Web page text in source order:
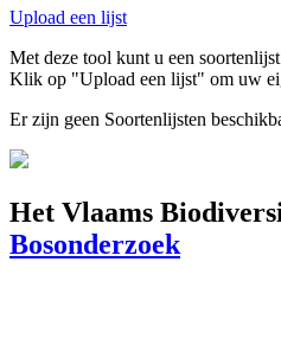
Upload een lijst
Met deze tool kunt u een
Klik op "Upload een lijst" om uw
Er zijn geen Soortenlijsten
Het Vlaams
Bosonderzoek